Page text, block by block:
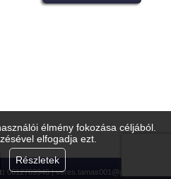
élmény fokozása céljából.
elfogadja ezt.
Részletek
0612769946 | veres.tamas001@gmail.com